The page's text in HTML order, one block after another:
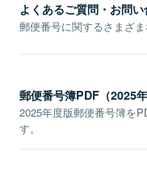
よくあるご質問・お問
郵便番号に関するさまざま
郵便番号簿PDF（2025年
2025年度版郵便番号簿を
す。